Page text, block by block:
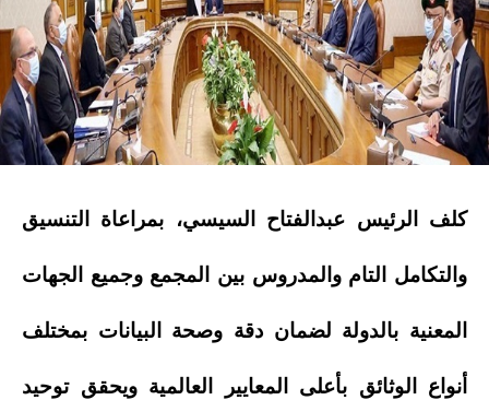
كلف الرئيس عبدالفتاح السيسي، بمراعاة التنسيق
والتكامل التام والمدروس بين المجمع وجميع الجهات
المعنية بالدولة لضمان دقة وصحة البيانات بمختلف
أنواع الوثائق بأعلى المعايير العالمية ويحقق توحيد